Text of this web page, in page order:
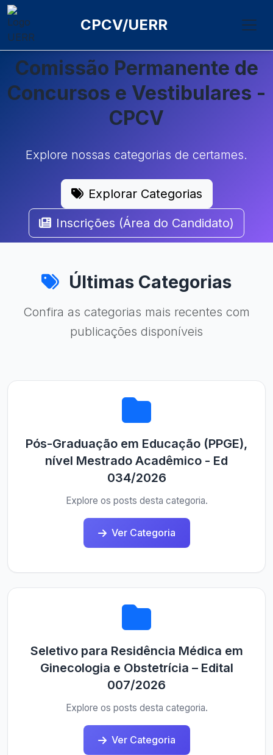
CPCV/UERR
Comissão Permanente de
Concursos e Vestibulares -
CPCV
Explore nossas categorias de certames.
Explorar Categorias
Inscrições (Área do Candidato)
Últimas Categorias
Confira as categorias mais recentes com
publicações disponíveis
Pós-Graduação em Educação (PPGE),
nível Mestrado Acadêmico - Ed
034/2026
Explore os posts desta categoria.
Ver Categoria
Seletivo para Residência Médica em
Ginecologia e Obstetrícia – Edital
007/2026
Explore os posts desta categoria.
Ver Categoria